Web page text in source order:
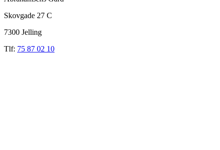
Skovgade 27 C
7300 Jelling
Tlf: 75 87 02 10